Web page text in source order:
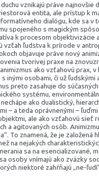
vznikajú práve najnovšie
entita, ale prístup k
dialógu, kde sa v
spojeného s magickým
k procesom objektivizácie
vzťah ľudstva k prírode v
objavuje práve nový
tvorivej praxe na
ako vzťahovú prax,
inými osobami, či už ľudskými
preto zasahuje do
systému,
ako dualistický,
– a teda oprávnenými –
ale ako vzťahovú sieť
a agitovaných osôb.
To znamená, že je založená
na nejakých
sa na esencializované,
osoby vnímajú ako zväzky
niektoré zahŕňajú „ne-